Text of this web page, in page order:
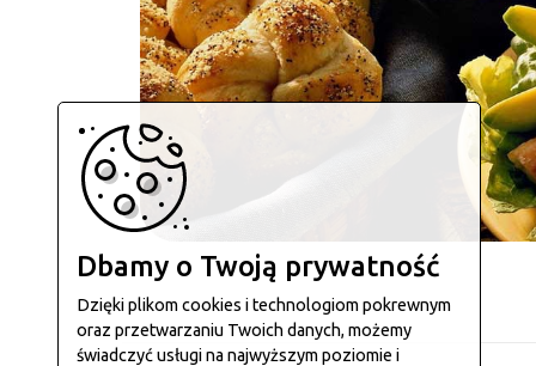
Dbamy o Twoją prywatność
Dzięki plikom cookies i technologiom pokrewnym
oraz przetwarzaniu Twoich danych, możemy
świadczyć usługi na najwyższym poziomie i